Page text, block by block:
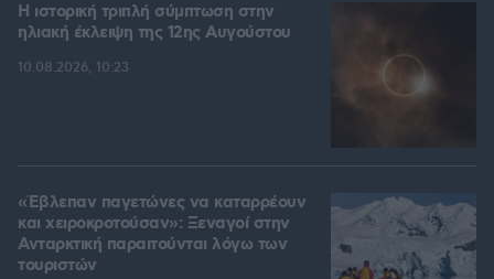
Η ιστορική τριπλή σύμπτωση στην
ηλιακή έκλειψη της 12ης Αυγούστου
10.08.2026, 10:23
«Έβλεπαν παγετώνες να καταρρέουν
και χειροκροτούσαν»: Ξεναγοί στην
Ανταρκτική παραιτούνται λόγω των
τουριστών